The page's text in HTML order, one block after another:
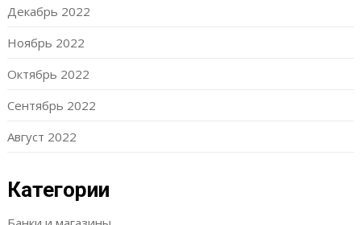
Декабрь 2022
Ноябрь 2022
Октябрь 2022
Сентябрь 2022
Август 2022
Категории